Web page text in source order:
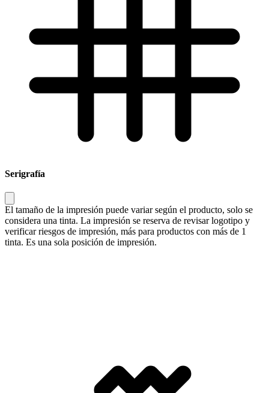
Serigrafía
El tamaño de la impresión puede variar según el producto, solo se
considera una tinta. La impresión se reserva de revisar logotipo y
verificar riesgos de impresión, más para productos con más de 1
tinta. Es una sola posición de impresión.